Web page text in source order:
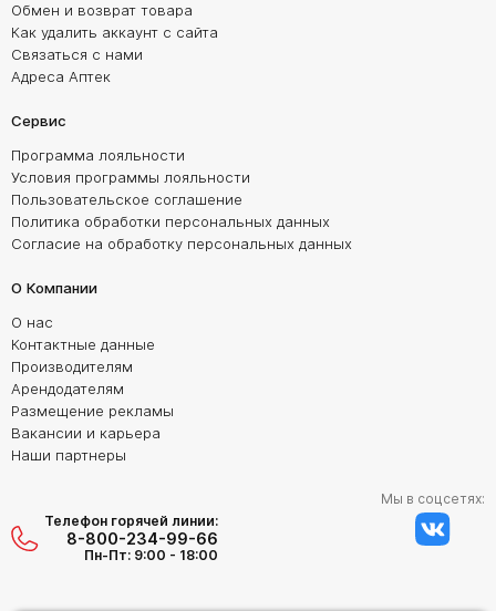
Обмен и возврат товара
Как удалить аккаунт с сайта
Связаться с нами
Адреса Аптек
Сервис
Программа лояльности
Условия программы лояльности
Пользовательское соглашение
Политика обработки персональных данных
Согласие на обработку персональных данных
О Компании
О нас
Контактные данные
Производителям
Арендодателям
Размещение рекламы
Вакансии и карьера
Наши партнеры
Телефон горячей линии:
8-800-234-99-66
Пн-Пт: 9:00 - 18:00
Мы в соцсетях: